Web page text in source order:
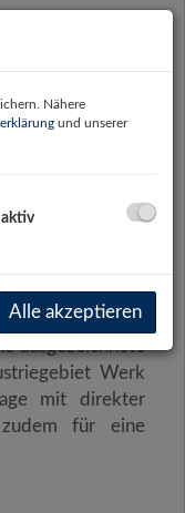
durch ihre
ausgezeichnete
Werk
mit direkter
für eine
Nähere
und unserer
Alle akzeptieren